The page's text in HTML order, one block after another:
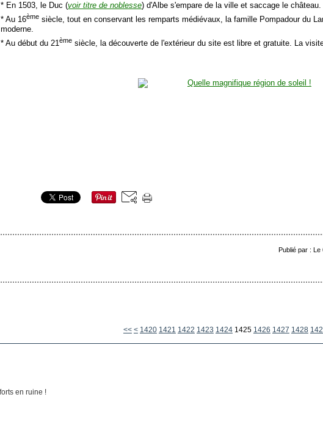
* En 1503, le Duc (voir titre de noblesse) d'Albe s'empare de la ville et saccage le château.
* Au 16ème siècle, tout en conservant les remparts médiévaux, la famille Pompadour du
moderne.
* Au début du 21ème siècle, la découverte de l'extérieur du site est libre et gratuite. La
Publié par : Le
<< < 1400
1410
1420 1421 1422 1423 1424 1425 1426 1427 1428